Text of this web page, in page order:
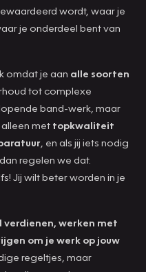
wordt, waar je
je onderdeel bent van
omdat je aan alle soorten
tot complexe
band-werk, maar
met topkwaliteit
, en als jij iets nodig
regelen we dat.
Jij wilt beter worden in je
verdienen, werken met
om je werk op jouw
regeltjes, maar